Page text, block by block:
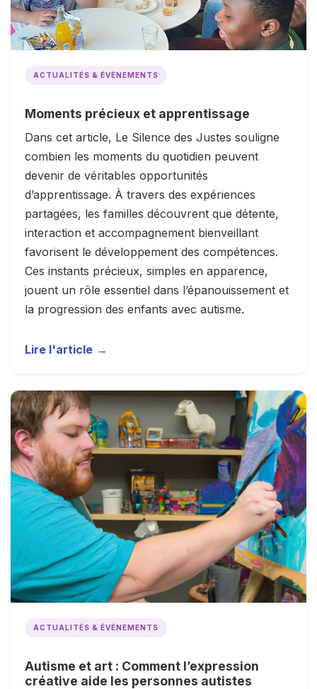
ACTUALITÉS & ÉVÉNEMENTS
Moments précieux et apprentissage
Dans cet article, Le Silence des Justes souligne
combien les moments du quotidien peuvent
devenir de véritables opportunités
d’apprentissage. À travers des expériences
partagées, les familles découvrent que détente,
interaction et accompagnement bienveillant
favorisent le développement des compétences.
Ces instants précieux, simples en apparence,
jouent un rôle essentiel dans l’épanouissement et
la progression des enfants avec autisme.
Lire l'article →
ACTUALITÉS & ÉVÉNEMENTS
Autisme et art : Comment l’expression
créative aide les personnes autistes